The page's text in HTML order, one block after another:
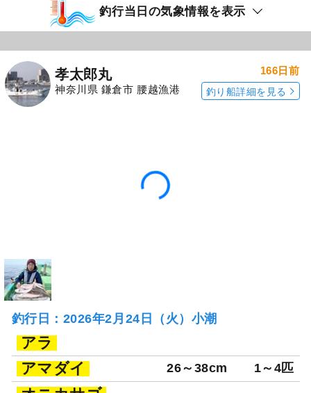
予約プランを見る
全ての釣果を見る
神奈川県 鎌倉市 腰越漁港